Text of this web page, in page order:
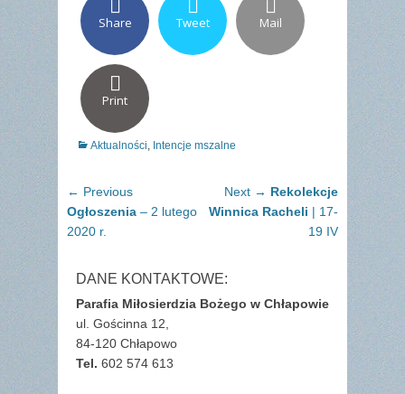
Share Tweet Mail
Print
Categories
Aktualności Intencje mszalne
Nawigacja
wpisu
← PreviousPrevious
post:
Ogłoszenia – 2 lutego
2020 r.
Next → Next
post:
Rekolekcje
Winnica Racheli | 17-
19 IV
DANE KONTAKTOWE:
Parafia Miłosierdzia Bożego w Chłapowie
ul. Gościnna 12,
84-120 Chłapowo
Tel. 602 574 613